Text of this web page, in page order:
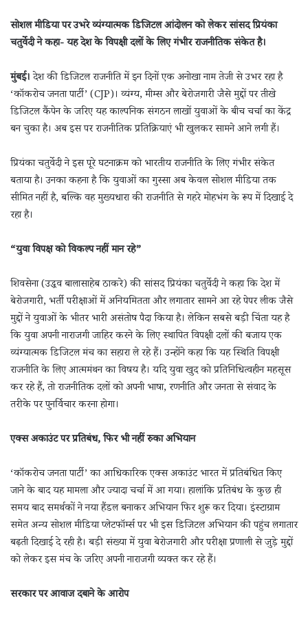
सोशल मीडिया पर उभरे व्यंग्यात्मक डिजिटल आंदोलन को लेकर सांसद प्रियंका
चतुर्वेदी ने कहा- यह देश के विपक्षी दलों के लिए गंभीर राजनीतिक संकेत है।
मुंबई।देश की डिजिटल राजनीति में इन दिनों एक अनोखा नाम तेजी से उभर रहा है
‘कॉकरोच जनता पार्टी’ (CJP)। व्यंग्य, मीम्स और बेरोजगारी जैसे मुद्दों पर तीखे
डिजिटल कैंपेन के जरिए यह काल्पनिक संगठन लाखों युवाओं के बीच चर्चा का केंद्र
बन चुका है। अब इस पर राजनीतिक प्रतिक्रियाएं भी खुलकर सामने आने लगी हैं।
प्रियंका चतुर्वेदी ने इस पूरे घटनाक्रम को भारतीय राजनीति के लिए गंभीर संकेत
बताया है। उनका कहना है कि युवाओं का गुस्सा अब केवल सोशल मीडिया तक
सीमित नहीं है, बल्कि वह मुख्यधारा की राजनीति से गहरे मोहभंग के रूप में दिखाई दे
रहा है।
“युवा विपक्ष को विकल्प नहीं मान रहे”
शिवसेना (उद्धव बालासाहेब ठाकरे) की सांसद प्रियंका चतुर्वेदी ने कहा कि देश में
बेरोजगारी, भर्ती परीक्षाओं में अनियमितता और लगातार सामने आ रहे पेपर लीक जैसे
मुद्दों ने युवाओं के भीतर भारी असंतोष पैदा किया है। लेकिन सबसे बड़ी चिंता यह है
कि युवा अपनी नाराजगी जाहिर करने के लिए स्थापित विपक्षी दलों की बजाय एक
व्यंग्यात्मक डिजिटल मंच का सहारा ले रहे हैं। उन्होंने कहा कि यह स्थिति विपक्षी
राजनीति के लिए आत्ममंथन का विषय है। यदि युवा खुद को प्रतिनिधित्वहीन महसूस
कर रहे हैं, तो राजनीतिक दलों को अपनी भाषा, रणनीति और जनता से संवाद के
तरीके पर पुनर्विचार करना होगा।
एक्स अकाउंट पर प्रतिबंध, फिर भी नहीं रुका अभियान
‘कॉकरोच जनता पार्टी’ का आधिकारिक एक्स अकाउंट भारत में प्रतिबंधित किए
जाने के बाद यह मामला और ज्यादा चर्चा में आ गया। हालांकि प्रतिबंध के कुछ ही
समय बाद समर्थकों ने नया हैंडल बनाकर अभियान फिर शुरू कर दिया। इंस्टाग्राम
समेत अन्य सोशल मीडिया प्लेटफॉर्म्स पर भी इस डिजिटल अभियान की पहुंच लगातार
बढ़ती दिखाई दे रही है। बड़ी संख्या में युवा बेरोजगारी और परीक्षा प्रणाली से जुड़े मुद्दों
को लेकर इस मंच के जरिए अपनी नाराजगी व्यक्त कर रहे हैं।
सरकार पर आवाज दबाने के आरोप